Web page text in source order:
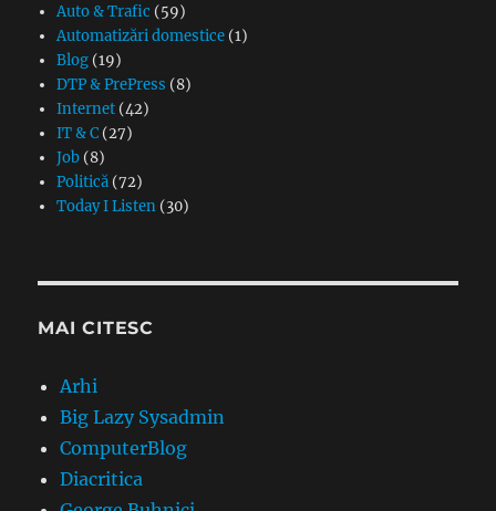
Auto & Trafic (59)
Automatizări domestice(1)
Blog(19)
DTP & PrePress (8)
Internet(42)
IT & C(27)
Job(8)
Politică(72)
Today I Listen(30)
MAI CITESC
Arhi
Big Lazy Sysadmin
ComputerBlog
Diacritica